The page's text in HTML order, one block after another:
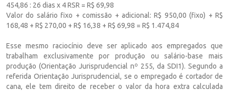
454,86 : 26 dias x 4 RSR = R$ 69,98
Valor do salário fixo + comissão + adicional: R$ 950,00 (fixo) + R$
168,48 + R$ 270,00 + R$ 16,38 + R$ 69,98 = R$ 1.474,84
Esse mesmo raciocínio deve ser aplicado aos empregados que
trabalham exclusivamente por produção ou salário-base mais
produção (Orientação Jurisprudencial nº 255, da SDI1). Segundo a
referida Orientação Jurisprudencial, se o empregado é cortador de
cana, ele tem direito de receber o valor da hora extra calculada